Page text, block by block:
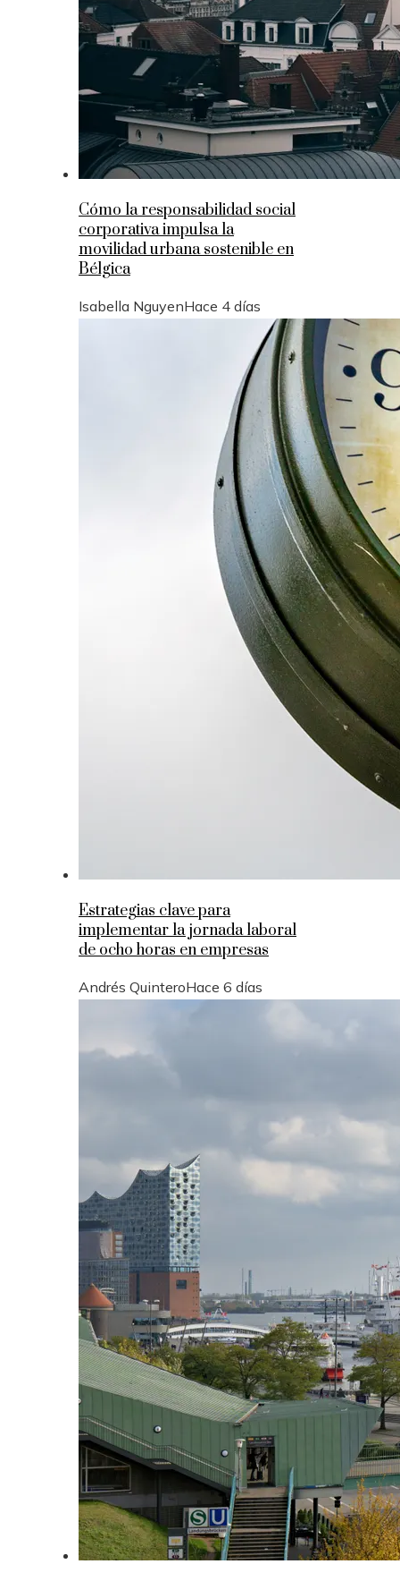
Cómo la responsabilidad social
corporativa impulsa la
movilidad urbana sostenible en
Bélgica
Isabella NguyenHace 4 días
Estrategias clave para
implementar la jornada laboral
de ocho horas en empresas
Andrés QuinteroHace 6 días